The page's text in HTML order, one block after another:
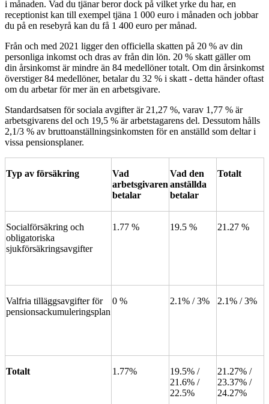
i månaden. Vad du tjänar beror dock på vilket yrke du har, en
receptionist kan till exempel tjäna 1 000 euro i månaden och jobbar
du på en resebyrå kan du få 1 400 euro per månad.
Från och med 2021 ligger den officiella skatten på 20 % av din
personliga inkomst och dras av från din lön. 20 % skatt gäller om
din årsinkomst är mindre än 84 medellöner totalt. Om din årsinkomst
överstiger 84 medellöner, betalar du 32 % i skatt - detta händer oftast
om du arbetar för mer än en arbetsgivare.
Standardsatsen för sociala avgifter är 21,27 %, varav 1,77 % är
arbetsgivarens del och 19,5 % är arbetstagarens del. Dessutom hålls
2,1/3 % av bruttoanställningsinkomsten för en anställd som deltar i
vissa pensionsplaner.
Typ av försäkring
Vad
arbetsgivaren
betalar
Vad den
anställda
betalar
Totalt
Socialförsäkring och
obligatoriska
sjukförsäkringsavgifter
1.77 % 19.5 % 21.27 %
Valfria tilläggsavgifter för
pensionsackumuleringsplan
0 % 2.1% / 3% 2.1% / 3%
Totalt 1.77%
19.5% /
21.6% /
22.5%
21.27% /
23.37% /
24.27%